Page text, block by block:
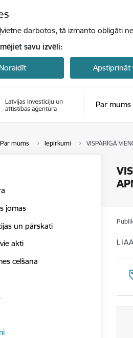
darbotos, tā izmanto obligāti
savu izvēli:
Noraidīt Apstiprināt
Par mums
Par mums Iepirkumi VISPĀRĪGĀ
jomas
un pārskati
akti
celšana